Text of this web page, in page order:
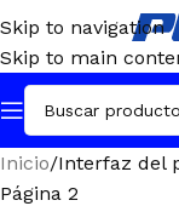
Skip to navigation
Skip to main
Inicio Interfaz del
Página 2